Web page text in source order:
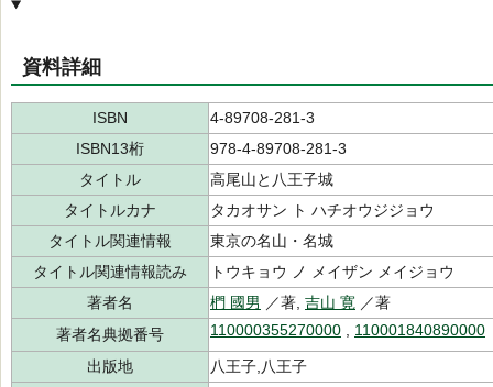
資料詳細
ISBN
4-89708-281-3
ISBN13桁
978-4-89708-281-3
タイトル
高尾山と八王子城
タイトルカナ
タカオサン ト ハチオウジジョウ
タイトル関連情報
東京の名山・名城
タイトル関連情報読み
トウキョウ ノ メイザン メイジョウ
著者名
椚 國男 ／著, 吉山 寛 ／著
著者名典拠番号
110000355270000 110001840890000
出版地
八王子,八王子